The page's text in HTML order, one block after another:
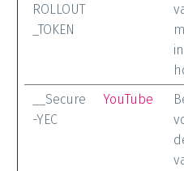
ROLLOUT
_TOKEN
__Secure
-YEC
YouTube